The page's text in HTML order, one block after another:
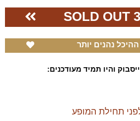
נהנים יותר
והיו תמיד מעודכנים:
תחילת המופע